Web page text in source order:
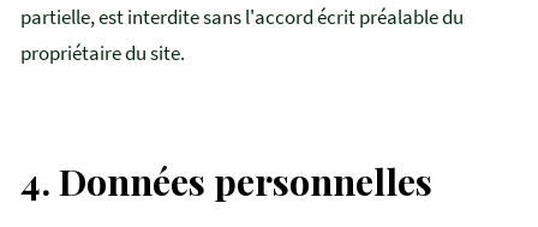
partielle, est interdite sans l'accord écrit préalable du
propriétaire du site.
4.Données personnelles